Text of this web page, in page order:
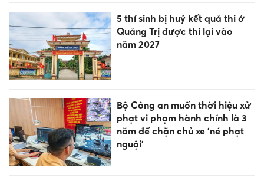
5 thí sinh bị huỷ kết quả thi ở
Quảng Trị được thi lại vào
năm 2027
Bộ Công an muốn thời hiệu xử
phạt vi phạm hành chính là 3
năm để chặn chủ xe 'né phạt
nguội’